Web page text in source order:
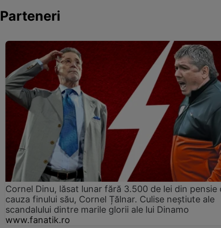
Parteneri
Cornel Dinu, lăsat lunar fără 3.500 de lei din pensie
cauza finului său, Cornel Țălnar. Culise neștiute ale
scandalului dintre marile glorii ale lui Dinamo
www.fanatik.ro